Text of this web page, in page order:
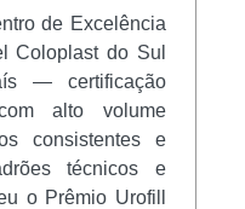
de Excelência
Coloplast do Sul
— certificação
alto volume
consistentes e
técnicos e
o Prêmio Urofill